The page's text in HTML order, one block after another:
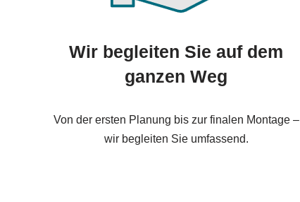
Wir begleiten Sie auf dem
ganzen Weg
Von der ersten Planung bis zur finalen Montage –
wir begleiten Sie umfassend.